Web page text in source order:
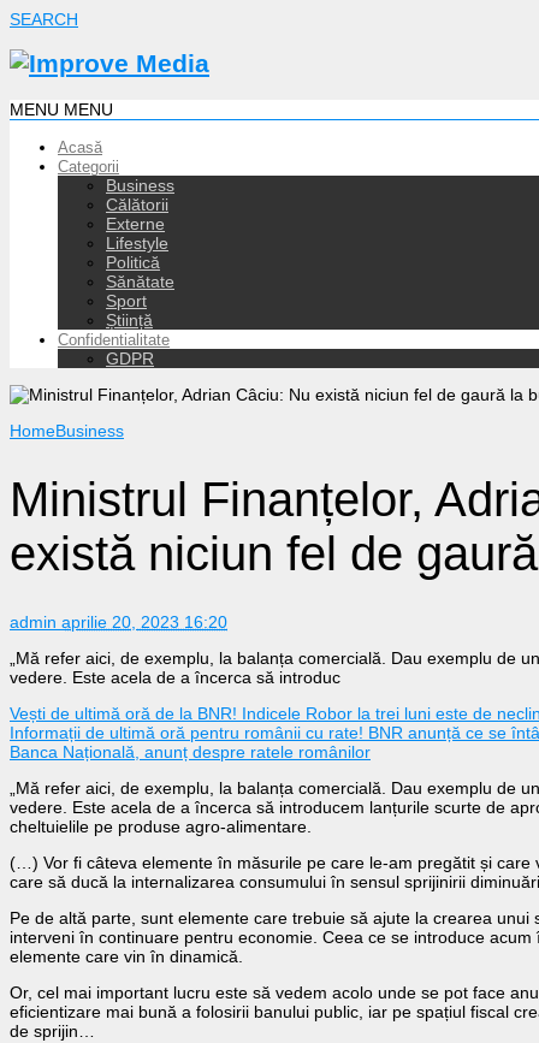
SEARCH
MENU MENU
Acasă
Categorii
Business
Călătorii
Externe
Lifestyle
Politică
Sănătate
Sport
Știință
Confidentialitate
GDPR
HomeBusiness
Ministrul Finanțelor,
există niciun fel de
admin aprilie 20, 2023 16:20
„Mă refer aici, de exemplu, la balanța comercială. Dau exemplu de
vedere. Este acela de a încerca să introduc
Vești de ultimă oră de la BNR! Indicele Robor la trei luni este de
Informații de ultimă oră pentru românii cu rate! BNR anunță ce se
Banca Națională, anunț despre ratele românilor
„Mă refer aici, de exemplu, la balanța comercială. Dau exemplu de
vedere. Este acela de a încerca să introducem lanțurile scurte de
cheltuielile pe produse agro-alimentare.
(…) Vor fi câteva elemente în măsurile pe care le-am pregătit și care
care să ducă la internalizarea consumului în sensul sprijinirii
Pe de altă parte, sunt elemente care trebuie să ajute la crearea
interveni în continuare pentru economie. Ceea ce se introduce
elemente care vin în dinamică.
Or, cel mai important lucru este să vedem acolo unde se pot face
eficientizare mai bună a folosirii banului public, iar pe spațiul fiscal
de sprijin…